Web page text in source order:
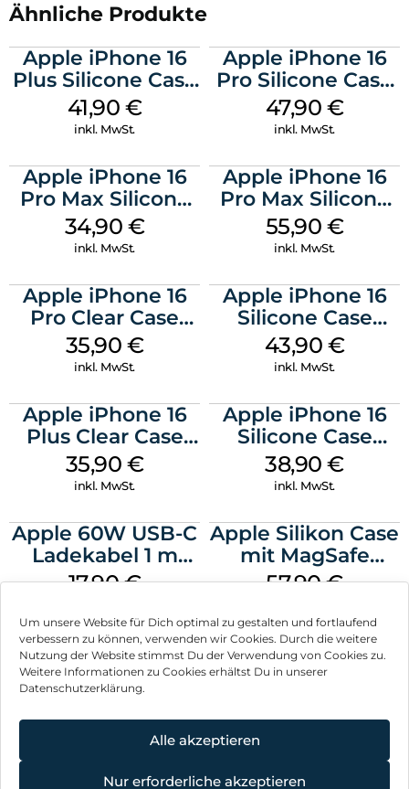
Um unsere Website für Dich optimal zu gestalten und fortlaufend
verbessern zu können, verwenden wir Cookies. Durch die weitere
Nutzung der Website stimmst Du der Verwendung von Cookies zu.
Weitere Informationen zu Cookies erhältst Du in unserer
Datenschutzerklärung.
Alle akzeptieren
Nur erforderliche akzeptieren
Ähnliche Produkte
Apple iPhone 16
Plus Silicone Case
MagSafe Stone
Gray
41,90 €
inkl. MwSt.
Apple iPhone 16
Pro Silicone Case
MagSafe Denim
47,90 €
inkl. MwSt.
Apple iPhone 16
Pro Max Silicone
Case MagSafe
Denim
34,90 €
inkl. MwSt.
Apple iPhone 16
Pro Max Silicone
Case MagSafe
Stone Gray
55,90 €
inkl. MwSt.
Apple iPhone 16
Pro Clear Case
MagSafe
Transparent
35,90 €
inkl. MwSt.
Apple iPhone 16
Silicone Case
MagSafe Plum
43,90 €
inkl. MwSt.
Apple iPhone 16
Plus Clear Case
MagSafe
Transparent
35,90 €
inkl. MwSt.
Apple iPhone 16
Silicone Case
MagSafe
Ultramarine
38,90€
inkl. MwSt.
Apple 60W USB-C
Ladekabel 1 m
Weiß
17,90€
Apple Silikon Case
mit MagSafe
iPhone 14 Pro
57,90€